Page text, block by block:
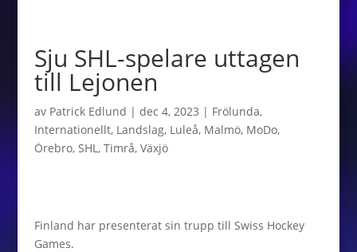
Sju SHL-spelare uttagen
till Lejonen
av Patrick Edlund | dec 4, 2023 | Frölunda,
Internationellt, Landslag, Luleå, Malmö, MoDo,
Örebro, SHL, Timrå, Växjö
Finland har presenterat sin trupp till Swiss Hockey
Games.